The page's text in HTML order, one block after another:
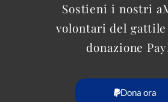
Sostieni i nostri
volontari del gattile
donazione
Dona ora